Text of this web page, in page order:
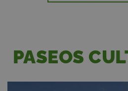
PASEOS